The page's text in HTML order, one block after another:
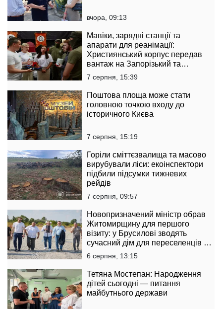
вчора, 09:13
Мавіки, зарядні станції та
апарати для реанімації:
Християнський корпус передав
вантаж на Запорізький та
Покровський напрямки
7 серпня, 15:39
Поштова площа може стати
головною точкою входу до
історичного Києва
7 серпня, 15:19
Горіли сміттєзвалища та масово
вирубували ліси: екоінспектори
підбили підсумки тижневих
рейдів
7 серпня, 09:57
Новопризначений міністр обрав
Житомирщину для першого
візиту: у Брусилові зводять
сучасний дім для переселенців за
підтримки Естонії
6 серпня, 13:15
Тетяна Мостепан: Народження
дітей сьогодні — питання
майбутнього держави